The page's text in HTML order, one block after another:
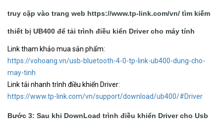
truy cập vào trang web https://www.tp-link.com/vn/ tìm kiếm
thiết bị UB400 để tải trình điều kiển Driver cho máy tính
Link tham khảo mua sản phẩm:
https://vohoang.vn/usb-bluetooth-4-0-tp-link-ub400-dung-cho-
may-tinh
Link tải nhanh trình điều khiển Driver:
https://www.tp-link.com/vn/support/download/ub400/#Driver
Bước 3: Sau khi DownLoad trình điều khiển Driver cho Usb